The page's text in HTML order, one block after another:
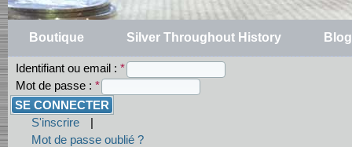
Boutique Silver Throughout History Blog
Identifiant ou email : *
Mot de passe : *
S'inscrire
|
Mot de passe oublié ?